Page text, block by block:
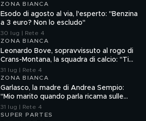
ZONA BIANCA
Esodo di agosto al via, l'esperto: "Benzina
a 3 euro? Non lo escludo"
30 lug | Rete 4
ZONA BIANCA
Leonardo Bove, sopravvissuto al rogo di
Crans-Montana, la squadra di calcio: "Ti
aspettiamo"
31 lug | Rete 4
ZONA BIANCA
Garlasco, la madre di Andrea Sempio:
"Mio marito quando parla ricama sulle
cose"
31 lug | Rete 4
SUPER PARTES